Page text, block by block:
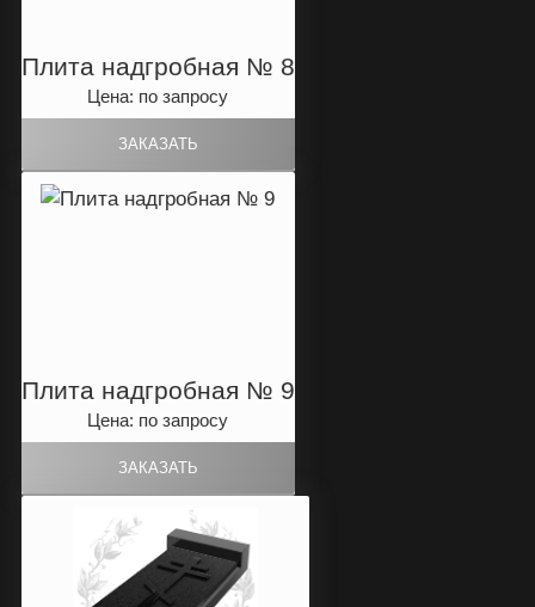
Плита надгробная № 8
Цена: по запросу
Плита надгробная № 9
Цена: по запросу